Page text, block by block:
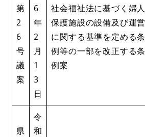
第
2
6
号
議
案
6
年
2
月
1
3
日
​​社会福祉法に基づく婦人
保護施設の設備及び運営
に関する基準を定める条
例等の一部を改正する条
例案
県
令
和